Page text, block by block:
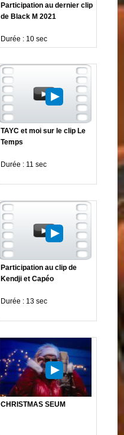
Participation au dernier clip
de Black M 2021
Durée : 10 sec
TAYC et moi sur le clip Le
Temps
Durée : 11 sec
Participation au clip de
Kendji et Capéo
Durée : 13 sec
CHRISTMAS SEUM